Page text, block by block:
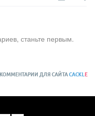
станьте первым.
КОММЕНТАРИИ ДЛЯ САЙТАCACKLE